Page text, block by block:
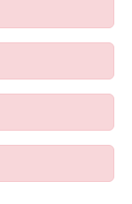
站
享
facebook
善
印